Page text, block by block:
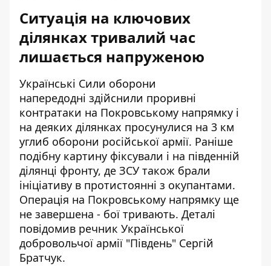
Ситуація на ключових
ділянках тривалий час
лишається напруженою
Українські Сили оборони
напередодні здійснили проривні
контратаки на Покровському напрямку і
на деяких ділянках просунулися на 3 км
углиб оборони російської армії. Раніше
подібну картину фіксували і на південній
ділянці фронту, де ЗСУ також брали
ініціативу в протистоянні з окупантами.
Операція на Покровському напрямку ще
не завершена - бої тривають. Деталі
повідомив речник Української
добровольчої армії "Південь" Сергій
Братчук.